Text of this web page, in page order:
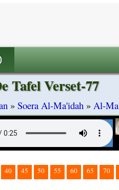
Tafel Verset-77
» Soera Al-Ma'idah » Al-
40 45 50 55 60 65 70